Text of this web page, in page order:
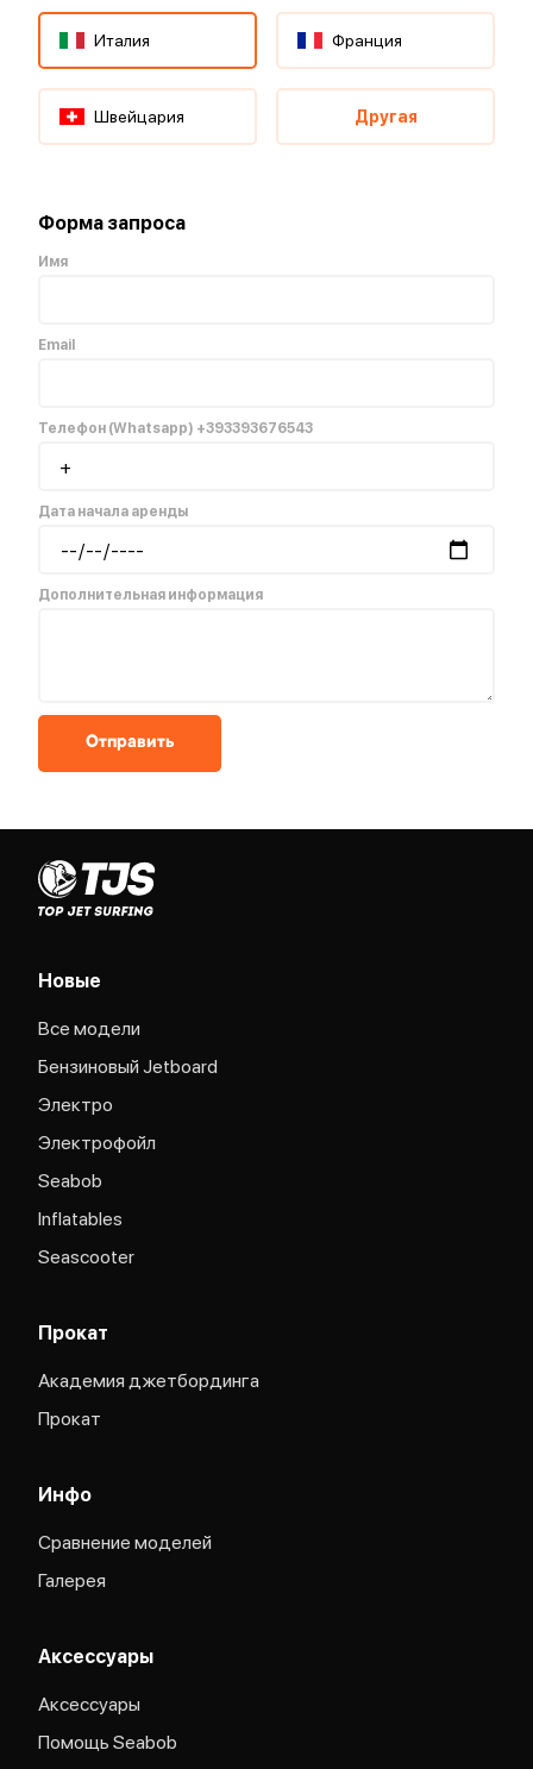
Италия Франция
Швейцария Другая
Форма запроса
Имя
Email
Телефон (Whatsapp) +393393676543
Дата начала аренды
Дополнительная информация
Отправить
Новые
Все модели
Бензиновый Jetboard
Электро
Электрофойл
Seabob
Inflatables
Seascooter
Прокат
Академия джетбординга
Прокат
Инфо
Сравнение моделей
Галерея
Аксессуары
Аксессуары
Помощь Seabob